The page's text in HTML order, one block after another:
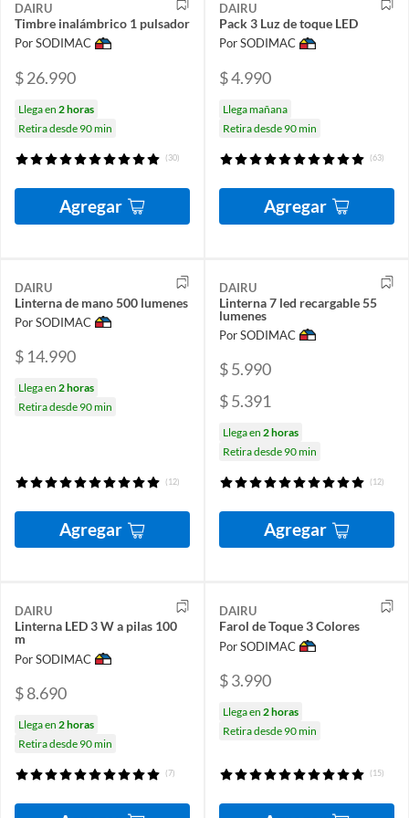
DAIRU
Timbre inalámbrico 1 pulsador
Por SODIMAC
$ 26.990
Llega en 2 horas
Retira desde 90 min
(30)
Agregar
DAIRU
Pack 3 Luz de toque LED
Por SODIMAC
$ 4.990
Llega mañana
Retira desde 90 min
(63)
Agregar
DAIRU
Linterna de mano 500 lumenes
Por SODIMAC
$ 14.990
Llega en 2 horas
Retira desde 90 min
(12)
Agregar
DAIRU
Linterna 7 led recargable 55
lumenes
Por SODIMAC
$ 5.990
$ 5.391
Llega en 2 horas
Retira desde 90 min
(12)
Agregar
DAIRU
Linterna LED 3 W a pilas 100
m
Por SODIMAC
$ 8.690
Llega en 2 horas
Retira desde 90 min
(7)
DAIRU
Farol de Toque 3 Colores
Por SODIMAC
$ 3.990
Llega en 2 horas
Retira desde 90 min
(15)